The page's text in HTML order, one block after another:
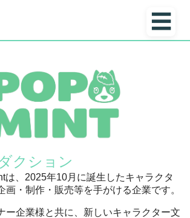
☰
クション
は、2025年10月に誕生したキャラクタ
画・制作・販売等を手がける企業です。
ー企業様と共に、新しいキャラクター文